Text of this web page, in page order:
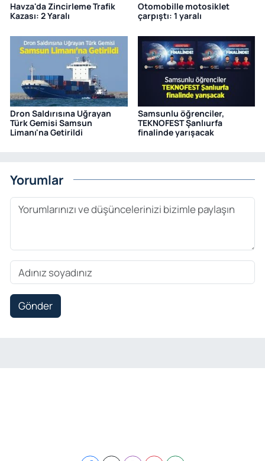
Havza'da Zincirleme Trafik
Kazası: 2 Yaralı
Otomobille motosiklet
çarpıştı: 1 yaralı
Dron Saldırısına Uğrayan
Türk Gemisi Samsun
Limanı'na Getirildi
Samsunlu öğrenciler,
TEKNOFEST Şanlıurfa
finalinde yarışacak
Yorumlar
Gönder